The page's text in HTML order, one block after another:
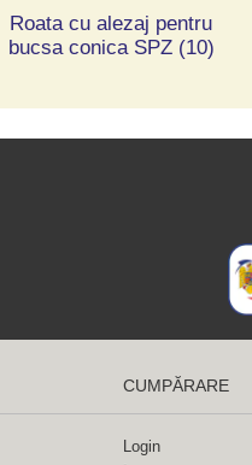
Roata cu alezaj pentru
bucsa conica SPZ (10)
CUMPĂRARE
Login